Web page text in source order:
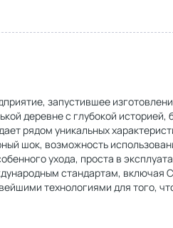
запустившее
деревне с глубокой историей,
рядом уникальных
шок, возможность
ухода, проста в
стандартам,
технологиями для того,